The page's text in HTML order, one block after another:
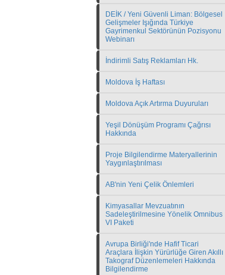
DEİK / Yeni Güvenli Liman: Bölgesel
Gelişmeler Işığında Türkiye
Gayrimenkul Sektörünün Pozisyonu
Webinarı
İndirimli Satış Reklamları Hk.
Moldova İş Haftası
Moldova Açık Artırma Duyuruları
Yeşil Dönüşüm Programı Çağrısı
Hakkında
Proje Bilgilendirme Materyallerinin
Yaygınlaştırılması
AB'nin Yeni Çelik Önlemleri
Kimyasallar Mevzuatının
Sadeleştirilmesine Yönelik Omnibus
VI Paketi
Avrupa Birliği'nde Hafif Ticari
Araçlara İlişkin Yürürlüğe Giren Akıllı
Takograf Düzenlemeleri Hakkında
Bilgilendirme